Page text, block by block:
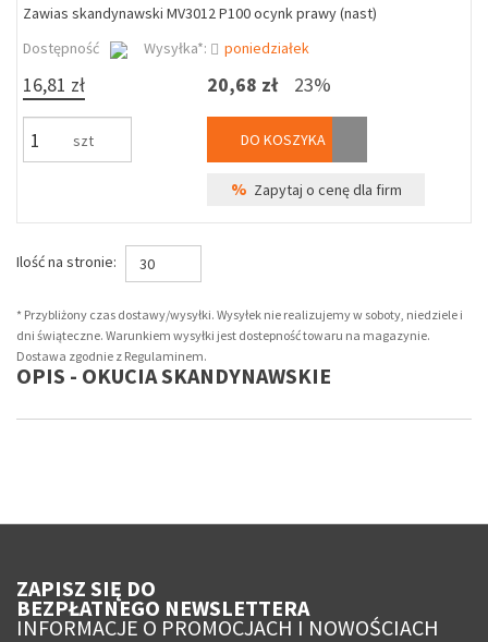
Zawias skandynawski MV3012 P100 ocynk prawy (nast)
Dostępność
Wysyłka*: poniedziałek
16,81 zł
szt
20,68 zł 23%
DO KOSZYKA
% Zapytaj o cenę dla firm
Ilość na stronie: 30
* Przybliżony czas dostawy/wysyłki. Wysyłek nie realizujemy w soboty, niedziele i
dni świąteczne. Warunkiem wysyłki jest dostepność towaru na magazynie.
Dostawa zgodnie z Regulaminem.
OPIS - OKUCIA SKANDYNAWSKIE
ZAPISZ SIĘ DO
BEZPŁATNEGO NEWSLETTERA
INFORMACJE O PROMOCJACH I NOWOŚCIACH